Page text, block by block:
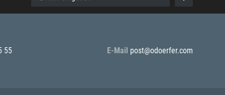
55 E-Mail post@odoerfer.com